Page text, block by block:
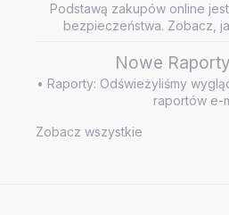
Podstawą zakupów online
bezpieczeństwa. Zobacz,
Nowe
• Raporty: Odświeżyliśmy
raportów e-
Zobacz wszystkie